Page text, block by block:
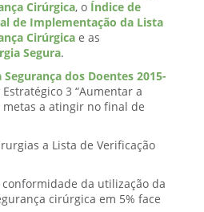
Cirúrgica, o Índice de
de Implementação da Lista
Cirúrgica e as
Segura.
dos Doentes 2015-
3 “Aumentar a
metas a atingir no final de
a Lista de Verificação
da utilização da
cirúrgica em 5% face